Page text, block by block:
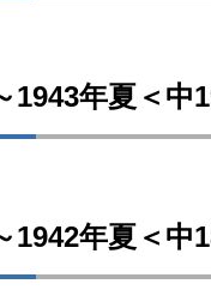
1943年夏＜中
1942年夏＜中